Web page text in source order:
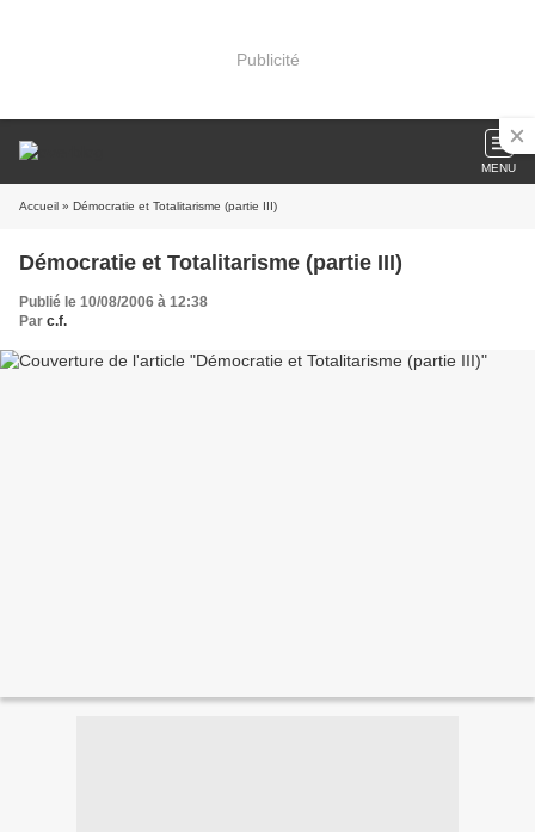
Publicité
MENU
Accueil » Démocratie et Totalitarisme (partie III)
Démocratie et Totalitarisme (partie III)
Publié le 10/08/2006 à 12:38
Par c.f.